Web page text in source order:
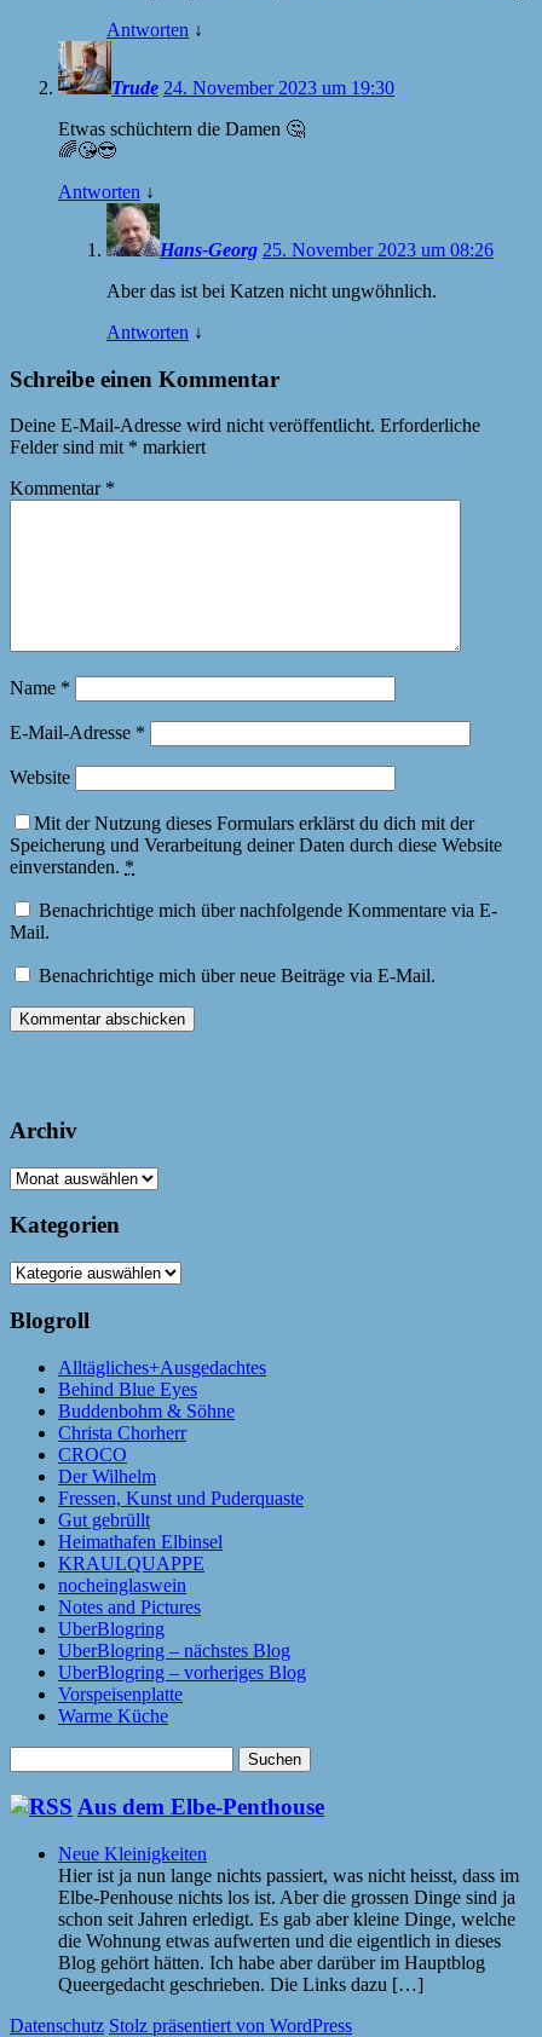
Antworten ↓
Trude 24. November 2023 um 19:30
Etwas schüchtern die Damen 🤔
🌈😘😎
Antworten ↓
Hans-Georg 25. November 2023 um 08:26
Aber das ist bei Katzen nicht ungwöhnlich.
Antworten ↓
Schreibe einen Kommentar
Deine E-Mail-Adresse wird nicht veröffentlicht. Erforderliche
Felder sind mit * markiert
Kommentar *
Name *
E-Mail-Adresse *
Website
Mit der Nutzung dieses Formulars erklärst du dich mit der
Speicherung und Verarbeitung deiner Daten durch diese Website
einverstanden. *
Benachrichtige mich über nachfolgende Kommentare via E-
Mail.
Benachrichtige mich über neue Beiträge via E-Mail.
Archiv
Archiv
Kategorien
Kategorien
Blogroll
Alltägliches+Ausgedachtes
Behind Blue Eyes
Buddenbohm & Söhne
Christa Chorherr
CROCO
Der Wilhelm
Fressen, Kunst und Puderquaste
Gut gebrüllt
Heimathafen Elbinsel
KRAULQUAPPE
nocheinglaswein
Notes and Pictures
UberBlogring
UberBlogring – nächstes Blog
UberBlogring – vorheriges Blog
Vorspeisenplatte
Warme Küche
nach:
Aus dem Elbe-Penthouse
Neue Kleinigkeiten
Hier ist ja nun lange nichts passiert, was nicht heisst, dass im
Elbe-Penhouse nichts los ist. Aber die grossen Dinge sind ja
schon seit Jahren erledigt. Es gab aber kleine Dinge, welche
die Wohnung etwas aufwerten und die eigentlich in dieses
Blog gehört hätten. Ich habe aber darüber im Hauptblog
Queergedacht geschrieben. Die Links dazu […]
Datenschutz Stolz präsentiert von WordPress